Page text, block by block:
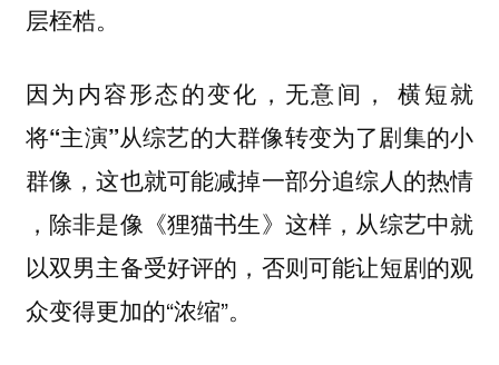
层桎梏。
因为内容形态的变化，无意间，横短就
将“主演”从综艺的大群像转变为了剧集的小
群像，这也就可能减掉一部分追综人的热情
，除非是像《狸猫书生》这样，从综艺中就
以双男主备受好评的，否则可能让短剧的观
众变得更加的“浓缩”。